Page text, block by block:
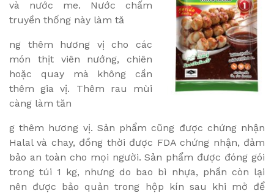
và nước me. Nước chấm
truyền thống này làm tă
ng thêm hương vị cho các
món thịt viên nướng, chiên
hoặc quay mà không cần
thêm gia vị. Thêm rau mùi
càng làm tăn
g thêm hương vị. Sản phẩm cũng được chứng nhận
Halal và chay, đồng thời được FDA chứng nhận, đảm
bảo an toàn cho mọi người. Sản phẩm được đóng gói
trong túi 1 kg, nhưng do bao bì nhựa, phần còn lại
nên được bảo quản trong hộp kín sau khi mở để